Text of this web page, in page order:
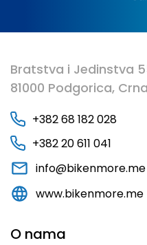
Bratstva i Jedinstva
81000 Podgorica,
+382 68 182 028
+382 20 611 041
info@bikenmore.me
www.bikenmore.me
O nama